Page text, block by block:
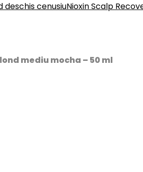
deschis cenusiuNioxin Scalp
mediu mocha – 50 ml